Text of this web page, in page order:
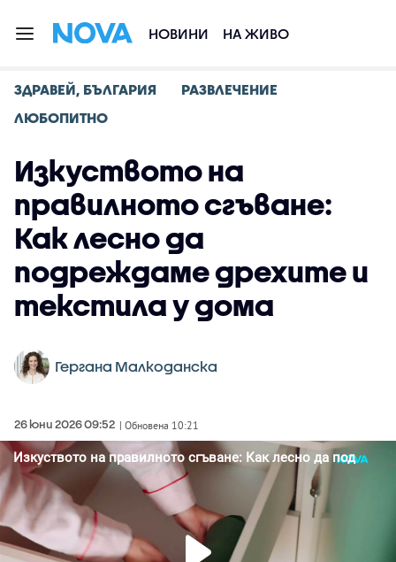
НОВИНИ НА ЖИВО
ЗДРАВЕЙ, БЪЛГАРИЯ
РАЗВЛЕЧЕНИЕ
ЛЮБОПИТНО
Изкуството на
правилното сгъване:
Как лесно да
подреждаме дрехите и
текстила у дома
Гергана Малкоданска
26 юни 2026 09:52 | Обновена 10:21